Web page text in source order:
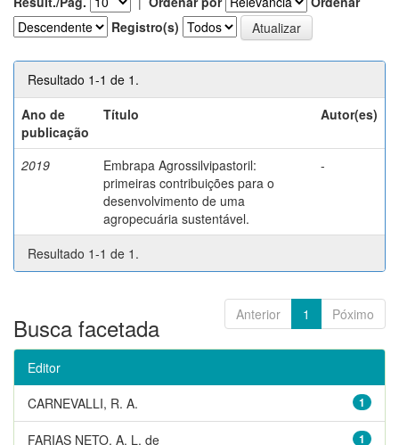
Registro(s)
Resultado 1-1 de 1.
Ano de
publicação
Título Autor(es)
2019
Embrapa Agrossilvipastoril:
primeiras contribuições para o
desenvolvimento de uma
agropecuária sustentável.
-
Resultado 1-1 de 1.
Anterior 1 Póximo
Busca facetada
Editor
1
CARNEVALLI, R. A.
1
FARIAS NETO, A. L. de